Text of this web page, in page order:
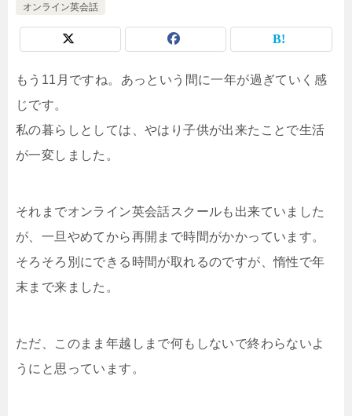
オンライン英会話
もう11月ですね。あっという間に一年が過ぎていく感
じです。
私の暮らしとしては、やはり子供が出来たことで生活
が一変しました。
それまでオンライン英会話スクールも出来ていました
が、一旦やめてから再開まで時間がかかっています。
そろそろ別にできる時間が取れるのですが、惰性で年
末まで来ました。
ただ、このまま年越しまで何もしないで終わらないよ
うにと思っています。